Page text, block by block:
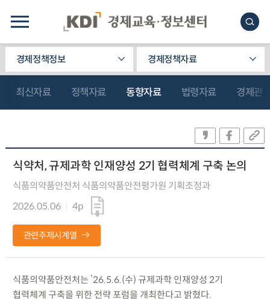
경제정책정보 경제정책자료
최신자료 정책자료 동향자료 법령자료 경제관
식약처, 규제과학 인재양성 2기 협력체계 구축 논의
식품의약품안전처 식품의약품안전평가원 기획조정과
2026.05.06
4p
관련주제시계열
식품의약품안전처는 ’26.5.6.(수) 규제과학 인재양성 2기
협력체계 구축을 위한 전략 포럼을 개최한다고 밝혔다.